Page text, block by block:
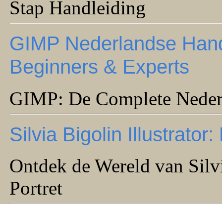
Stap Handleiding
GIMP Nederlandse
Beginners & Experts
GIMP: De Complete
Silvia Bigolin
Ontdek de Wereld van
Portret